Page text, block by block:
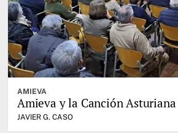
AMIEVA
Amieva y la Canción Asturiana
JAVIER G. CASO